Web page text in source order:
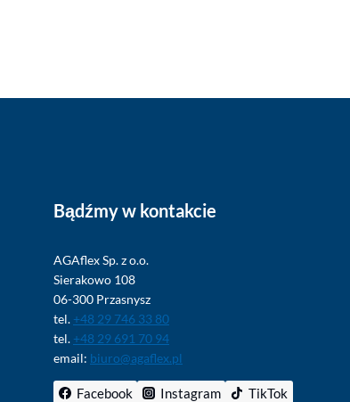
Bądźmy w kontakcie
AGAflex Sp. z o.o.
Sierakowo 108
06-300 Przasnysz
tel. +48 29 746 33 80
tel. +48 29 691 70 94
email: biuro@agaflex.pl
Facebook Instagram
TikTok